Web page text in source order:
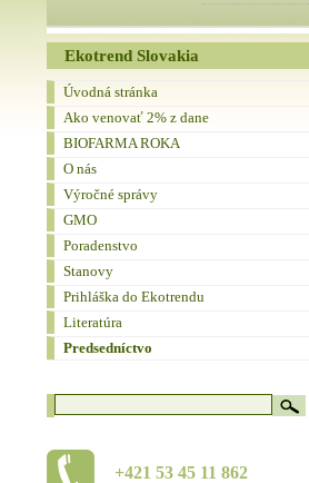
Spravodaje
Ekotrend Slovakia
Úvodná stránka
Ako venovať 2% z dane
BIOFARMA ROKA
O nás
Výročné správy
GMO
Poradenstvo
Stanovy
Prihláška do Ekotrendu
Literatúra
Predsedníctvo
+421 53 45 11 862